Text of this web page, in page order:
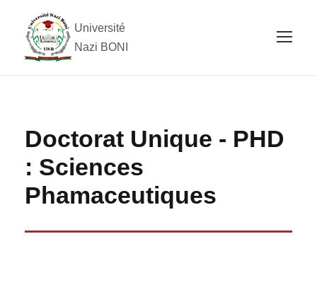
Université
Nazi BONI
Doctorat Unique - PHD
: Sciences
Phamaceutiques